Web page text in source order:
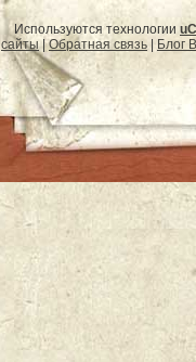
Используются технологии
сайты|Обратная связь Блог